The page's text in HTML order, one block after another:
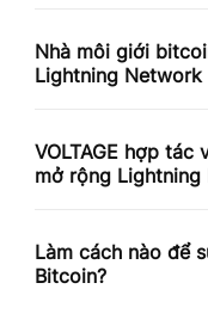
Nhà môi giới
Lightning Network
VOLTAGE hợp tác
mở rộng
Làm cách nào để
Bitcoin?